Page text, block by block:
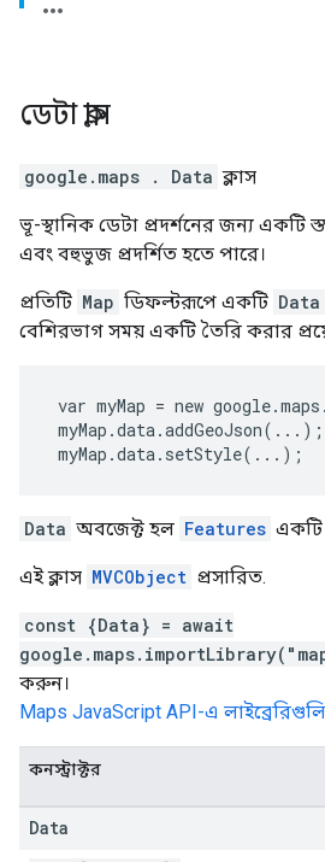
ডেটাক্লাস
google.maps . Data ক্লাস
ভূ-স্থানিক ডেটা প্রদর্শনের জন্য একটি
এবং বহুভুজ প্রদর্শিত হতে পারে।
প্রতিটি Map ডিফল্টরূপে একটি Data
বেশিরভাগ সময় একটি তৈরি করার
var myMap = new
myMap.data.addGeoJson(...);
myMap.data.setStyle(...);
Data অবজেক্ট হল Features একটি
এই ক্লাস MVCObject প্রসারিত.
const {Data} = await
করুন।
Maps JavaScript API-এ লাইব্রেরিগুলি
কনস্ট্রাক্টর
Data